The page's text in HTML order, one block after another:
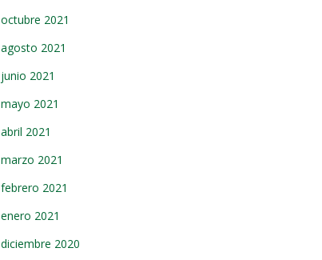
octubre 2021
agosto 2021
junio 2021
mayo 2021
abril 2021
marzo 2021
febrero 2021
enero 2021
diciembre 2020